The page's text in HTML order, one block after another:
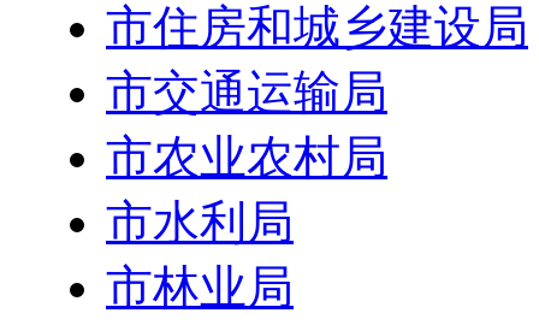
市住房和城乡建设局
市交通运输局
市农业农村局
市水利局
市林业局